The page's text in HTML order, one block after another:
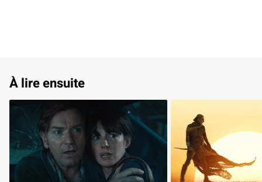
À lire ensuite